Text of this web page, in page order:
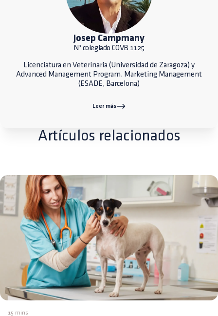
Josep Campmany
Nº colegiado COVB 1125
Licenciatura en Veterinaria (Universidad de Zaragoza) y
Advanced Management Program. Marketing Management
(ESADE, Barcelona)
Leer más
Artículos relacionados
15 mins